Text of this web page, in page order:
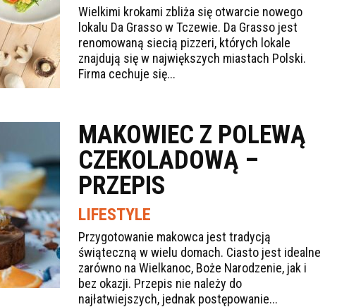
Wielkimi krokami zbliża się otwarcie nowego
lokalu Da Grasso w Tczewie. Da Grasso jest
renomowaną siecią pizzeri, których lokale
znajdują się w największych miastach Polski.
Firma cechuje się...
MAKOWIEC Z POLEWĄ
CZEKOLADOWĄ –
PRZEPIS
LIFESTYLE
Przygotowanie makowca jest tradycją
świąteczną w wielu domach. Ciasto jest idealne
zarówno na Wielkanoc, Boże Narodzenie, jak i
bez okazji. Przepis nie należy do
najłatwiejszych, jednak postępowanie...